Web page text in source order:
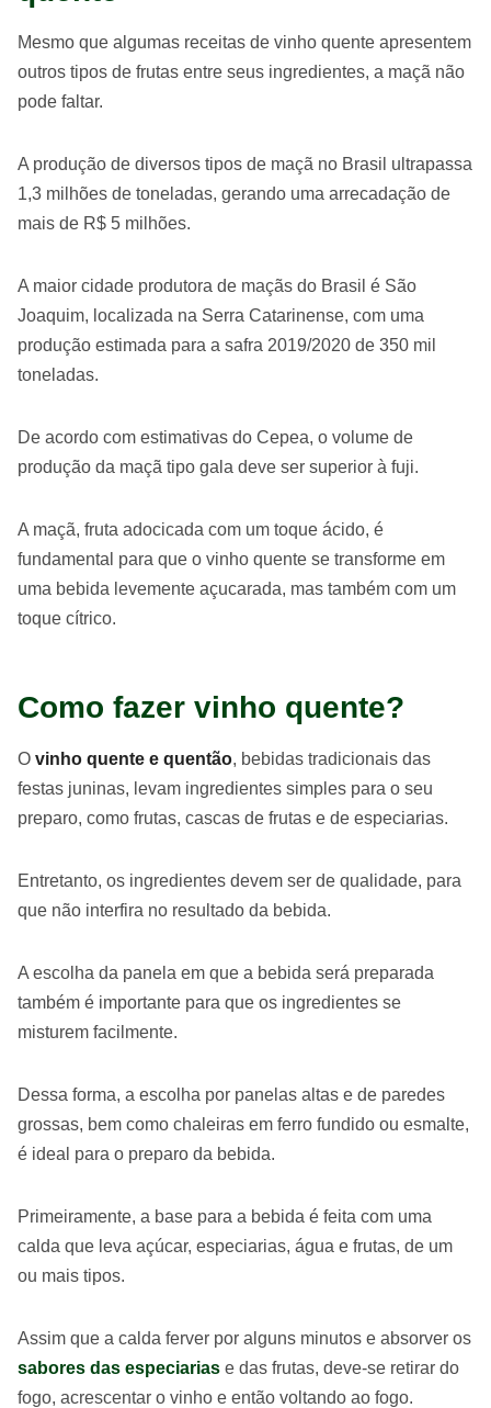
Mesmo que algumas receitas de vinho quente apresentem
outros tipos de frutas entre seus ingredientes, a maçã não
pode faltar.
A produção de diversos tipos de maçã no Brasil ultrapassa
1,3 milhões de toneladas, gerando uma arrecadação de
mais de R$ 5 milhões.
A maior cidade produtora de maçãs do Brasil é São
Joaquim, localizada na Serra Catarinense, com uma
produção estimada para a safra 2019/2020 de 350 mil
toneladas.
De acordo com estimativas do Cepea, o volume de
produção da maçã tipo gala deve ser superior à fuji.
A maçã, fruta adocicada com um toque ácido, é
fundamental para que o vinho quente se transforme em
uma bebida levemente açucarada, mas também com um
toque cítrico.
Como fazer vinho quente?
O vinho quente e quentão, bebidas tradicionais das
festas juninas, levam ingredientes simples para o seu
preparo, como frutas, cascas de frutas e de especiarias.
Entretanto, os ingredientes devem ser de qualidade, para
que não interfira no resultado da bebida.
A escolha da panela em que a bebida será preparada
também é importante para que os ingredientes se
misturem facilmente.
Dessa forma, a escolha por panelas altas e de paredes
grossas, bem como chaleiras em ferro fundido ou esmalte,
é ideal para o preparo da bebida.
Primeiramente, a base para a bebida é feita com uma
calda que leva açúcar, especiarias, água e frutas, de um
ou mais tipos.
Assim que a calda ferver por alguns minutos e absorver os
sabores das especiarias e das frutas, deve-se retirar do
fogo, acrescentar o vinho e então voltando ao fogo.